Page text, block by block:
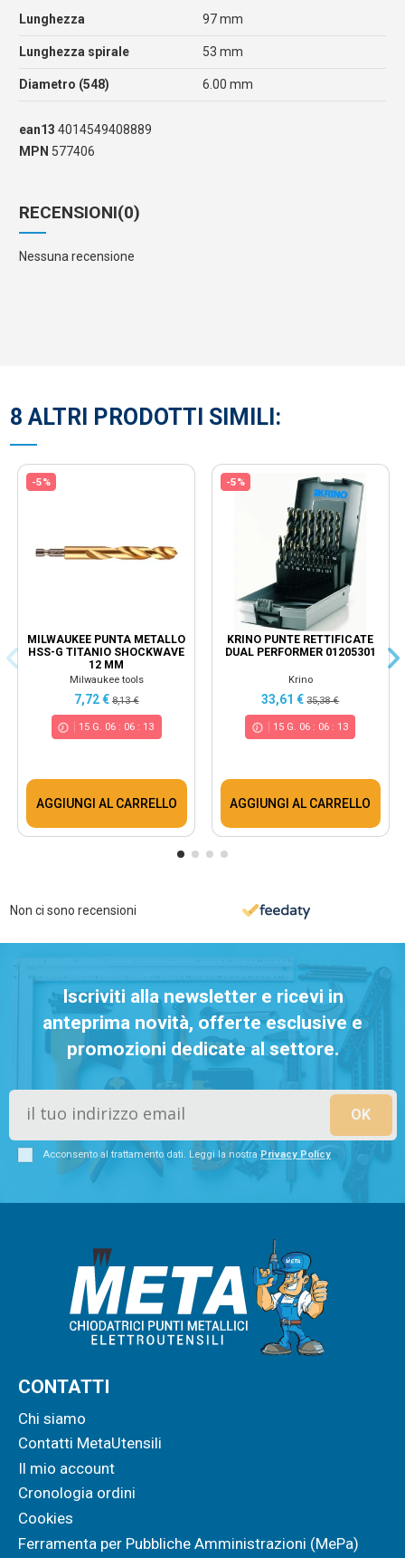
Lunghezza 97 mm
Lunghezza spirale 53 mm
Diametro (548) 6.00 mm
ean13 4014549408889
MPN 577406
RECENSIONI(0)
Nessuna recensione
8 ALTRI PRODOTTI SIMILI:
-5%
MILWAUKEE PUNTA METALLO
HSS-G TITANIO SHOCKWAVE
12 MM
Milwaukee tools
7,72 € 8,13 €
15 G. 06 : 06 : 12
AGGIUNGI AL CARRELLO
-5%
KRINO PUNTE RETTIFICATE
DUAL PERFORMER 01205301
Krino
33,61 €35,38 €
15G. 06: 06: 12
AGGIUNGI AL CARRELLO
Non ci sono recensioni
Iscriviti alla newsletter e ricevi in
anteprima novità, offerte esclusive e
promozioni dedicate al settore.
Acconsento al trattamento dati. Leggi la nostraPrivacy Policy
CONTATTI
Chi siamo
Contatti MetaUtensili
Il mio account
Cronologia ordini
Cookies
Ferramenta per Pubbliche Amministrazioni (MePa)